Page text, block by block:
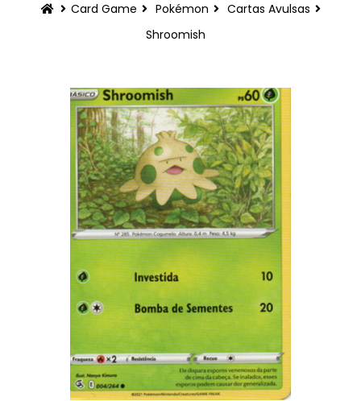
Card Game Pokémon
Cartas Avulsas
Shroomish